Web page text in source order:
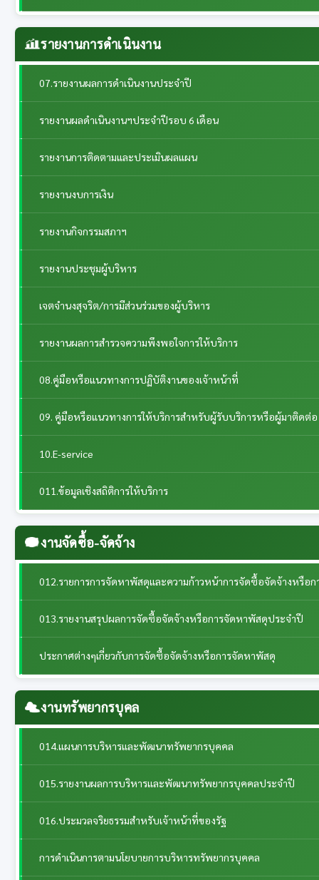
รายงานการดำเนินงาน
07.รายงานผลการดำเนินงานประจำปี
รายงานผลดำเนินงานฯประจำปีรอบ 6 เดือน
รายงานการติดตามและประเมินผลแผน
รายงานงบการเงิน
รายงานกิจกรรมสภาฯ
รายงานประชุมผู้บริหาร
เจตจำนงสุจริต/การมีส่วนร่วมของผู้บริหาร
รายงานผลการสำรวจความพึงพอใจการให้บริการ
08.คู่มือหรือแนวทางการปฏิบัติงานของเจ้าหน้าที่
09. คู่มือหรือแนวทางการให้บริการสำหรับผู้รับบริการหรือผู้มาติดต่อ
10.E-service
011.ข้อมูลเชิงสถิติการให้บริการ
งานจัดซื้อ-จัดจ้าง
012.รายการการจัดหาพัสดุและความก้าวหน้าการจัดซื้อจัดจ้างหรือ
013.รายงานสรุปผลการจัดซื้อจัดจ้างหรือการจัดหาพัสดุประจำปี
ประกาศต่างๆเกี่ยวกับการจัดซื้อจัดจ้างหรือการจัดหาพัสดุ
งานทรัพยากรบุคล
014.แผนการบริหารและพัฒนาทรัพยากรบุคคล
015.รายงานผลการบริหารและพัฒนาทรัพยากรบุคคลประจําปี
016.ประมวลจริยธรรมสำหรับเจ้าหน้าที่ของรัฐ
การดำเนินการตามนโยบายการบริหารทรัพยากรบุคคล